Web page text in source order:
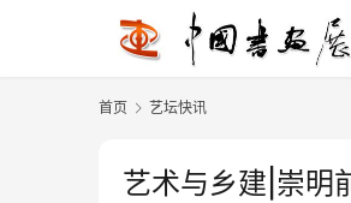
首页 艺坛快讯
艺术与乡建|崇明